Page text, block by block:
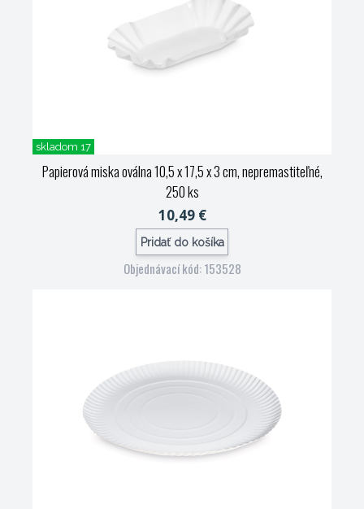
skladom 17
Papierová miska oválna 10,5 x 17,5 x 3 cm, nepremastiteľné,
250 ks
10,49 €
Pridať do košíka
Objednávací kód: 153528